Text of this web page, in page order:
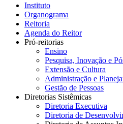
Instituto
Organograma
Reitoria
Agenda do Reitor
Pró-reitorias
Ensino
Pesquisa, Inovação e
Extensão e Cultura
Administração e
Gestão de Pessoas
Diretorias Sistêmicas
Diretoria Executiva
Diretoria de